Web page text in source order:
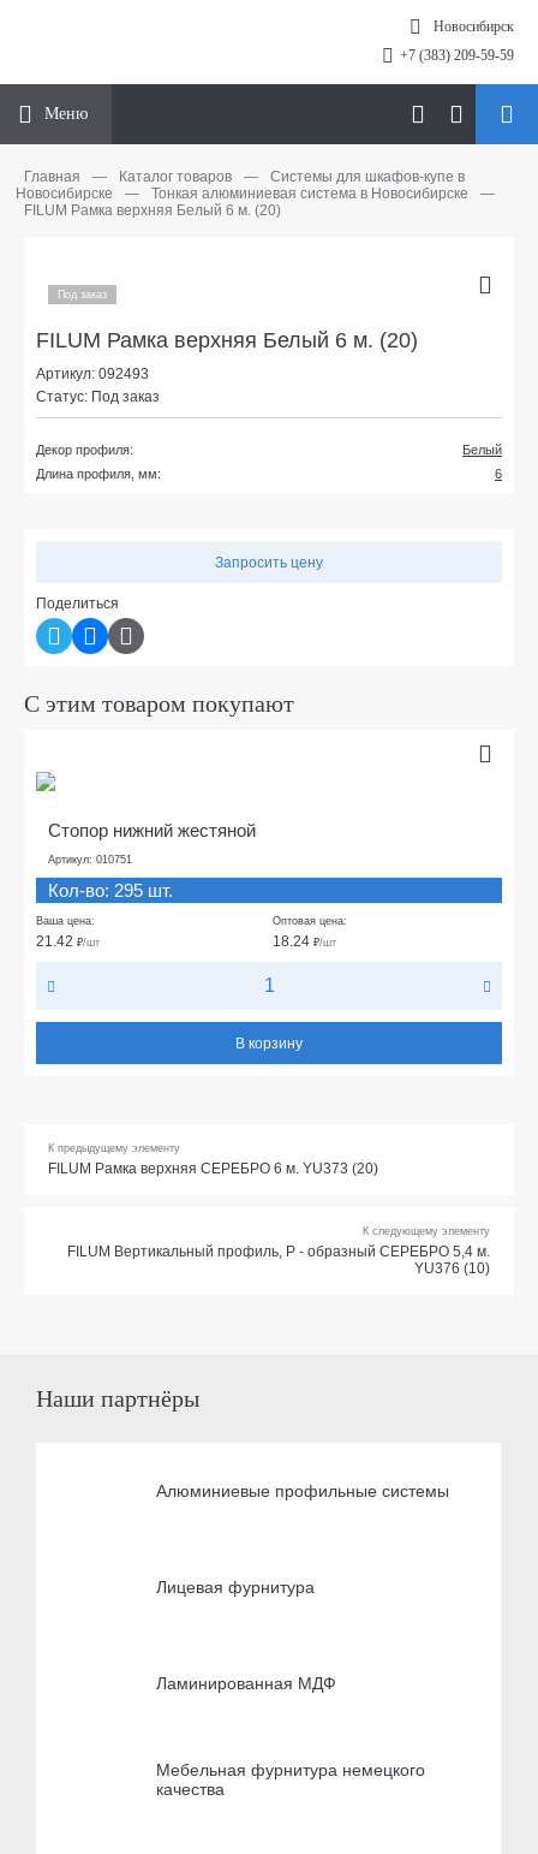
Новосибирск
+7 (383) 209-59-59
Меню
Главная — Каталог товаров —
Системы для шкафов-купе в
Новосибирске
— Тонкая алюминиевая система в Новосибирске
—
FILUM Рамка верхняя Белый 6 м. (20)
Под заказ
FILUM Рамка верхняя Белый 6 м. (20)
Артикул: 092493
Статус: Под заказ
Декор профиля:
Белый
Длина профиля, мм:
6
Запросить цену
Поделиться
С этим товаром покупают
Стопор нижний жестяной
Артикул: 010751
Кол-во: 295 шт.
Ваша цена:
21.42 ₽/шт
Оптовая цена:
18.24 ₽/шт
В корзину
К предыдущему элементу
FILUM Рамка верхняя СЕРЕБРО 6 м. YU373 (20)
К следующему элементу
FILUM Вертикальный профиль, Р - образный СЕРЕБРО 5,4 м.
YU376 (10)
Наши партнёры
Алюминиевые профильные системы
Лицевая фурнитура
Ламинированная МДФ
Мебельная фурнитура немецкого
качества